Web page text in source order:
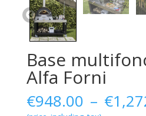
Base
Alfa Forni
€948.00 – €